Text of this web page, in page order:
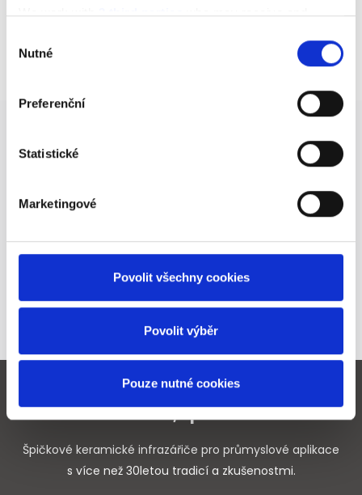
We work with3 third partieswho may receive and
souhlasu
Nutné
Preferenční
Statistické
Marketingové
Povolit všechny cookies
Povolit výběr
Pouze nutné cookies
Pro více informací nám
neváhejte zavolat.
+420 548 212 578
CALIBRO, spol. s r.o.
Špičkové keramické infrazářiče pro průmyslové aplikace
s více než 30letou tradicí a zkušenostmi.